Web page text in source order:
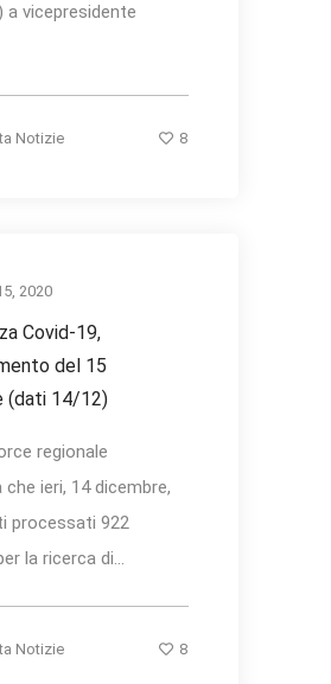
a vicepresidente
Notizie 8
2020
Covid-19,
del 15
(dati 14/12)
regionale
ieri, 14 dicembre,
processati 922
la ricerca di...
Notizie 8